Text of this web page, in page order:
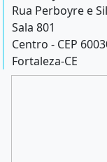
Rua Perboyre e
Sala 801
Centro - CEP
Fortaleza-CE